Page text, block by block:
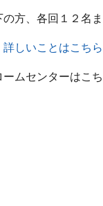
の方、各回１２名
しいことはこちら
ムセンターはこ